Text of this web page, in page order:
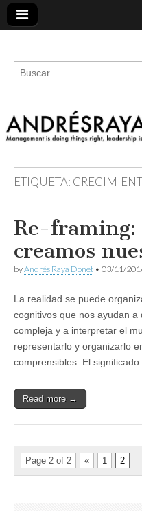
gestión de
personas,
talento e
Buscar:
ETIQUETA:
Re-framing:
creamos
byAndrés Raya Donet • 03/11/
La realidad se puede
cognitivos que nos ayudan
compleja y a interpretar el
representarlo y organizarlo
comprensibles. El significado
Read more →
Page 2 of 2 « 1 2